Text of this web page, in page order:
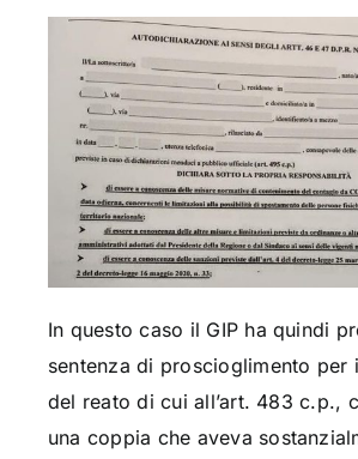
In questo caso il GIP ha quindi
sentenza di proscioglimento per
del reato di cui all’art. 483 c.p.,
una coppia che aveva